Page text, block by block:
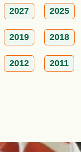
2027 2025
2019 2018
2012 2011